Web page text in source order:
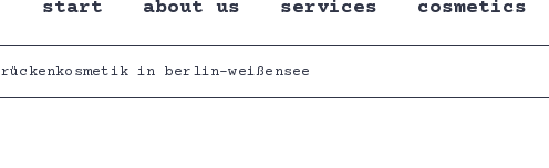
start about us services cosmetics
rückenkosmetik in berlin-weißensee